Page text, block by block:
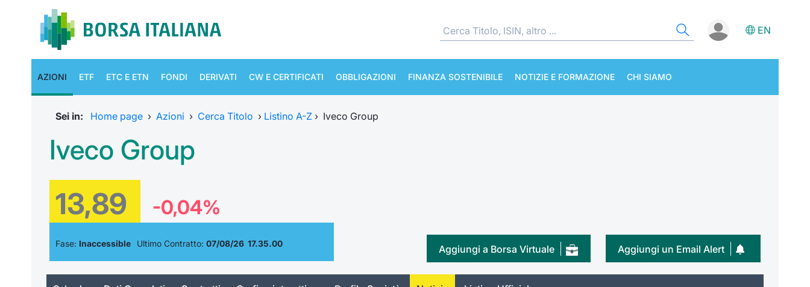
EN
AZIONI ETF ETC E ETN FONDI DERIVATI CW E CERTIFICATI OBBLIGAZIONI FINANZA SOSTENIBILE NOTIZIE E FORMAZIONE CHI SIAMO
Sei in: Home page › Azioni › Cerca Titolo › Listino A-Z › Iveco Group
Iveco Group
13,89 -0,04%
Fase: Inaccessible Ultimo Contratto: 07/08/26 17.35.00 Aggiungi un Email Alert
Aggiungi a Borsa Virtuale